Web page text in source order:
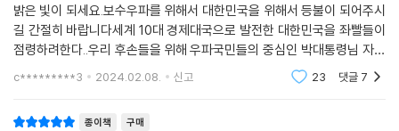
구치소에서 보냈다. 대통령 재임 기간보다도 더 긴 시간이었고, 전두환?노
태우 두 전직 대통령의 수형 기간을 합친 것보다도 더 길다. 그간 세간에서
박근혜 전 대통령이 수감 생활 중에 수많은 특혜를 받아왔다는 억측이 난
무했으나, 이 책을 통해 처음으로 수감 생활 중 악화되었던 그의 건강 상태
사용하며 지냈던 일상에 대해서도 담담히 고백한다.
밝은 빛이 되세요.보수우파를 위해서 대한민국을 위해서 등불이 되어주시
길 간절히 바랍니다세계 10대 경제대국으로 발전한 대한민국을 좌빨들이
점령하려한다..우리 후손들을 위해 우파국민들의 중심인 박대통령님 자서
c*********3 2024.02.08. 신고 23 댓글 7
종이책 구매